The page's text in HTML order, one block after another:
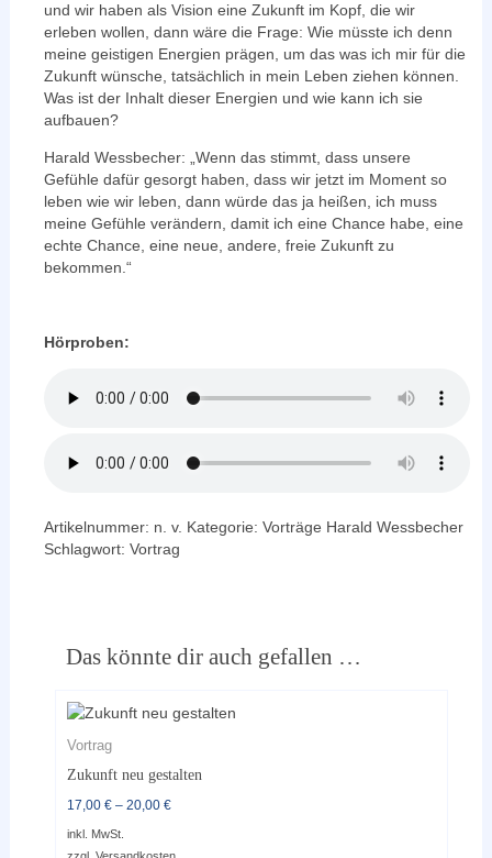
und wir haben als Vision eine Zukunft im Kopf, die wir
erleben wollen, dann wäre die Frage: Wie müsste ich denn
meine geistigen Energien prägen, um das was ich mir für die
Zukunft wünsche, tatsächlich in mein Leben ziehen können.
Was ist der Inhalt dieser Energien und wie kann ich sie
aufbauen?
Harald Wessbecher: „Wenn das stimmt, dass unsere
Gefühle dafür gesorgt haben, dass wir jetzt im Moment so
leben wie wir leben, dann würde das ja heißen, ich muss
meine Gefühle verändern, damit ich eine Chance habe, eine
echte Chance, eine neue, andere, freie Zukunft zu
bekommen.“
Hörproben:
Artikelnummer: n. v. Kategorie:Vorträge Harald Wessbecher
Schlagwort:Vortrag
Das könnte dir auch gefallen …
Vortrag
Zukunft neu gestalten
17,00€ –20,00€
inkl. MwSt.